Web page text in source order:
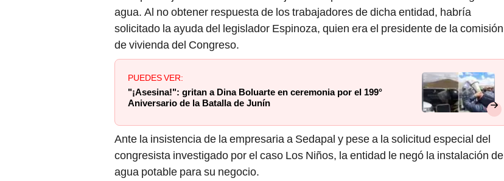
agua. Al no obtener respuesta de los trabajadores de dicha entidad, habría
solicitado la ayuda del legislador Espinoza, quien era el presidente de la comisión
de vivienda del Congreso.
PUEDES VER:
"¡Asesina!": gritan a Dina Boluarte en ceremonia por el 199°
Aniversario de la Batalla de Junín
Ante la insistencia de la empresaria a Sedapal y pese a la solicitud especial del
congresista investigado por el caso Los Niños, la entidad le negó la instalación de
agua potable para su negocio.